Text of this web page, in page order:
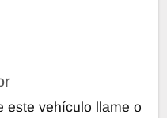
este vehículo llame o